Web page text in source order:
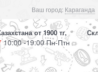
Ваш город: Караганда
от 1900 тг,
10:00 -19:00 Пн-Птн